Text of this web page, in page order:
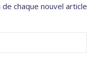
chaque nouvel article